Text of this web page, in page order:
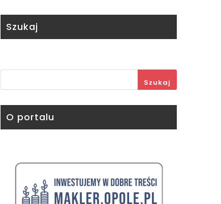
Szukaj
Szukaj
O portalu